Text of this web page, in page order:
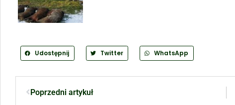
Udostępnij Twitter WhatsApp
Poprzedni artykuł